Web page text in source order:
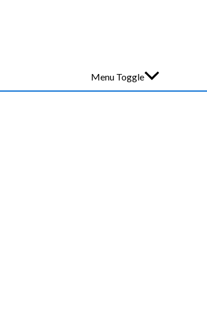
Menu Toggle